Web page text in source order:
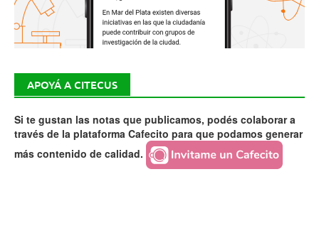
APOYÁ A CITECUS
Si te gustan las notas que publicamos, podés colaborar a
través de la plataforma Cafecito para que podamos generar
más contenido de calidad.